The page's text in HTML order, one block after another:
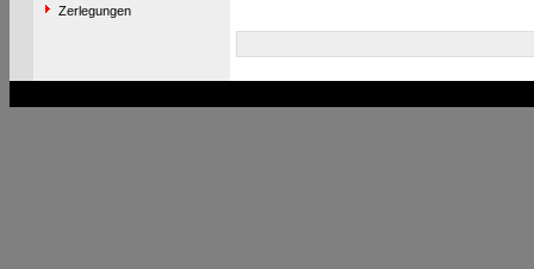
Zerlegungen